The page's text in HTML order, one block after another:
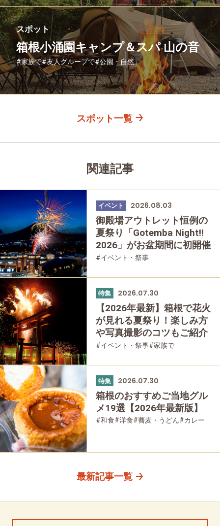
スポット
箱根小涌園キャンプ＆スパ 山の音
#家族で#友人グループで#公園・自然
スポット一覧
関連記事
イベント 2026.08.03
御殿場アウトレット恒例の
夏祭り「Gotemba Night!!
2026」がお盆期間に初開催
#イベント・祭事
特集 2026.07.30
【2026年最新】箱根で花火
が見れる夏祭り！楽しみ方
や写真撮影のコツもご紹介
#イベント・祭事#家族で
特集 2026.07.30
箱根のおすすめご当地グル
メ19選【2026年最新版】
#和食#洋食#蕎麦・うどん#カレー
最新記事一覧